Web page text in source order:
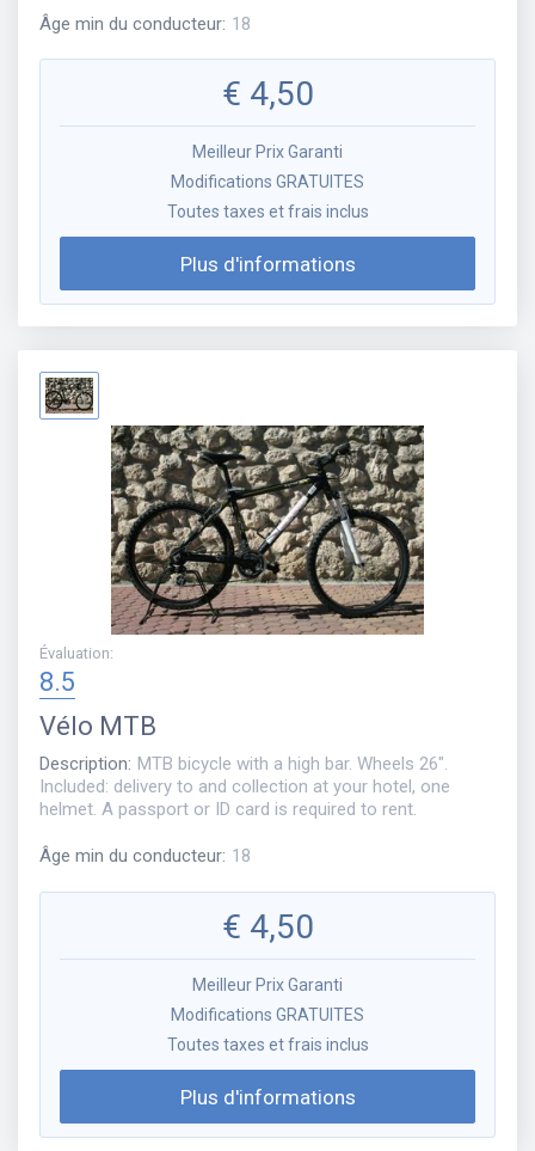
Âge min du conducteur: 18
€ 4,50
Meilleur Prix Garanti
Modifications GRATUITES
Toutes taxes et frais inclus
Plus d'informations
Évaluation:
8.5
Vélo MTB
Description: MTB bicycle with a high bar. Wheels 26".
Included: delivery to and collection at your hotel, one
helmet. A passport or ID card is required to rent.
Âge min du conducteur: 18
€ 4,50
Meilleur Prix Garanti
Modifications GRATUITES
Toutes taxes et frais inclus
Plus d'informations